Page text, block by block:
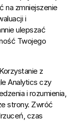
na zmniejszenie
i
ulepszać
Twojego
Korzystanie z
Analytics czy
i rozumienia,
strony. Zwróć
czas